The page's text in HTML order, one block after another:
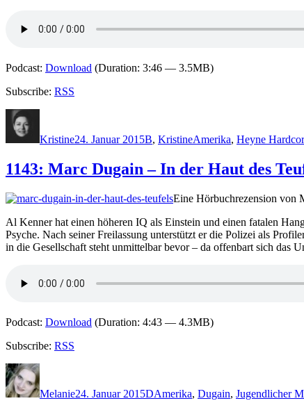
Podcast: Download (Duration: 3:46 — 3.5MB)
Subscribe: RSS
Kristine24. Januar 2015B, KristineAmerika, Heyne
1143: Marc Dugain – In der Haut des
Eine Hörbuchrezension von
Al Kenner hat einen höheren IQ als Einstein und einen fatalen
Psyche. Nach seiner Freilassung unterstützt er die Polizei als
in die Gesellschaft steht unmittelbar bevor – da offenbart sich das
Podcast: Download (Duration: 4:43 — 4.3MB)
Subscribe: RSS
Autor
Melanie24. Januar 2015DAmerika, Dugain, Jugendlicher